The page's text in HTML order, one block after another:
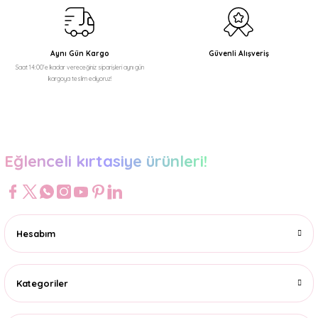
Aynı Gün Kargo
Saat 14:00'e kadar vereceğiniz siparişleri aynı gün
kargoya teslim ediyoruz!
Güvenli Alışveriş
Eğlenceli kırtasiye ürünleri!
Hesabım
Kategoriler